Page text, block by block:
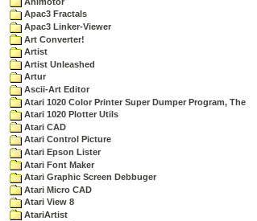
Apac3 Fractals
Apac3 Linker-Viewer
Art Converter!
Artist
Artist Unleashed
Artur
Ascii-Art Editor
Atari 1020 Color Printer Super Dumper Program, The
Atari 1020 Plotter Utils
Atari CAD
Atari Control Picture
Atari Epson Lister
Atari Font Maker
Atari Graphic Screen Debbuger
Atari Micro CAD
Atari View 8
AtariArtist